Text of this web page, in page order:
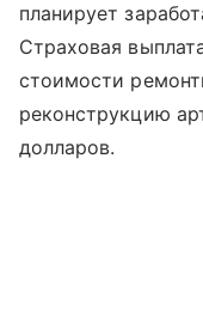
планирует
Страховая
стоимости
реконструкцию
долларов.